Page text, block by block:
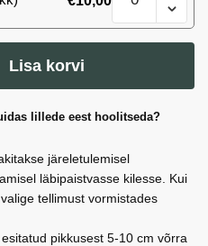
(57)
roosi
Lisa korvi
lillede eest hoolitseda?
järeletulemisel
läbipaistvasse kilesse. Kui
tellimust vormistades
pikkusest 5-10 cm võrra